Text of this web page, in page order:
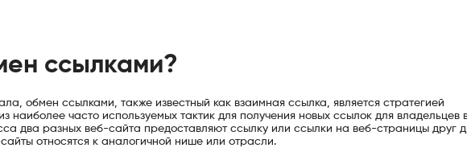
ссылками?
обмен ссылками, также известный как взаимная ссылка, является стратегией
наиболее часто используемых тактик для получения новых ссылок для владельцев
два разных веб-сайта предоставляют ссылку или ссылки на веб-страницы друг
относятся к аналогичной нише или отрасли.